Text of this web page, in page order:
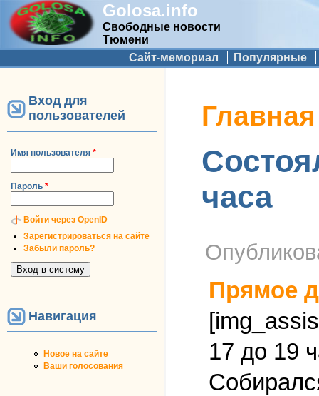
Golosa.info
Свободные новости
Тюмени
Дополнительное меню
Сайт-мемориал Популярные
Вход для
пользователей
Имя пользователя *
Пароль *
Войти через OpenID
Зарегистрироваться на сайте
Забыли пароль?
Навигация
Новое на сайте
Ваши голосования
Вы здесь
Главная
часа
Прямое
17 до 19